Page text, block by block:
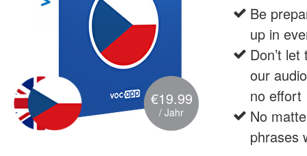
€19.99
/ Jahr
Be
up in
Don’t
our
no effort
No
phrases